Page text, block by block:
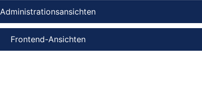
Administrationsansichten
Frontend-Ansichten